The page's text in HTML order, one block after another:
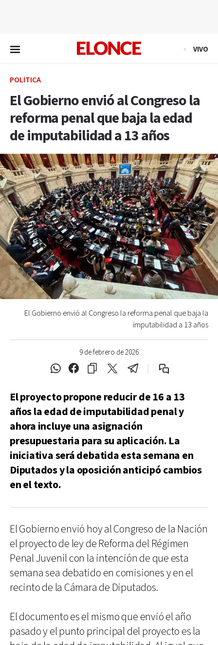
VIVO
POLÍTICA
El Gobierno envió al Congreso la
reforma penal que baja la edad
de imputabilidad a 13 años
9 de febrero de 2026
El Gobierno envió al Congreso la reforma penal que baja la
imputabilidad a 13 años
El proyecto propone reducir de 16 a 13
años la edad de imputabilidad penal y
ahora incluye una asignación
presupuestaria para su aplicación. La
iniciativa será debatida esta semana en
Diputados y la oposición anticipó cambios
en el texto.
El Gobierno envió hoy al Congreso de la Nación
el proyecto de ley de Reforma del Régimen
Penal Juvenil con la intención de que esta
semana sea debatido en comisiones y en el
recinto de la Cámara de Diputados.
El documento es el mismo que envió el año
pasado y el punto principal del proyecto es la